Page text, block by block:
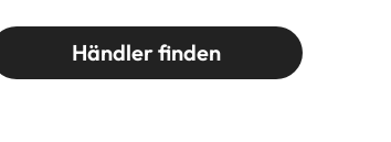
Händler finden